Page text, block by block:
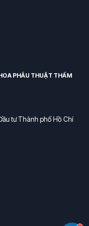
PHẪU THUẬT THẨM
tư Thành phố Hồ Chí